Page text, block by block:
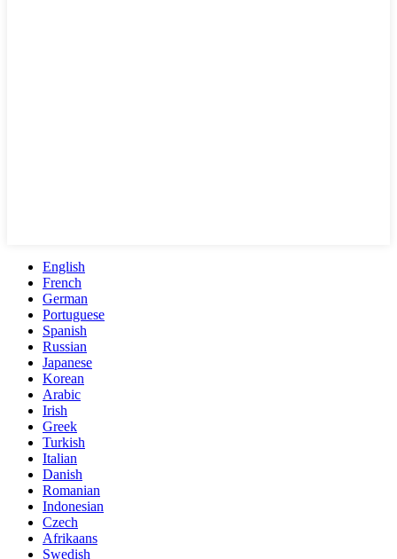
English
French
German
Portuguese
Spanish
Russian
Japanese
Korean
Arabic
Irish
Greek
Turkish
Italian
Danish
Romanian
Indonesian
Czech
Afrikaans
Swedish